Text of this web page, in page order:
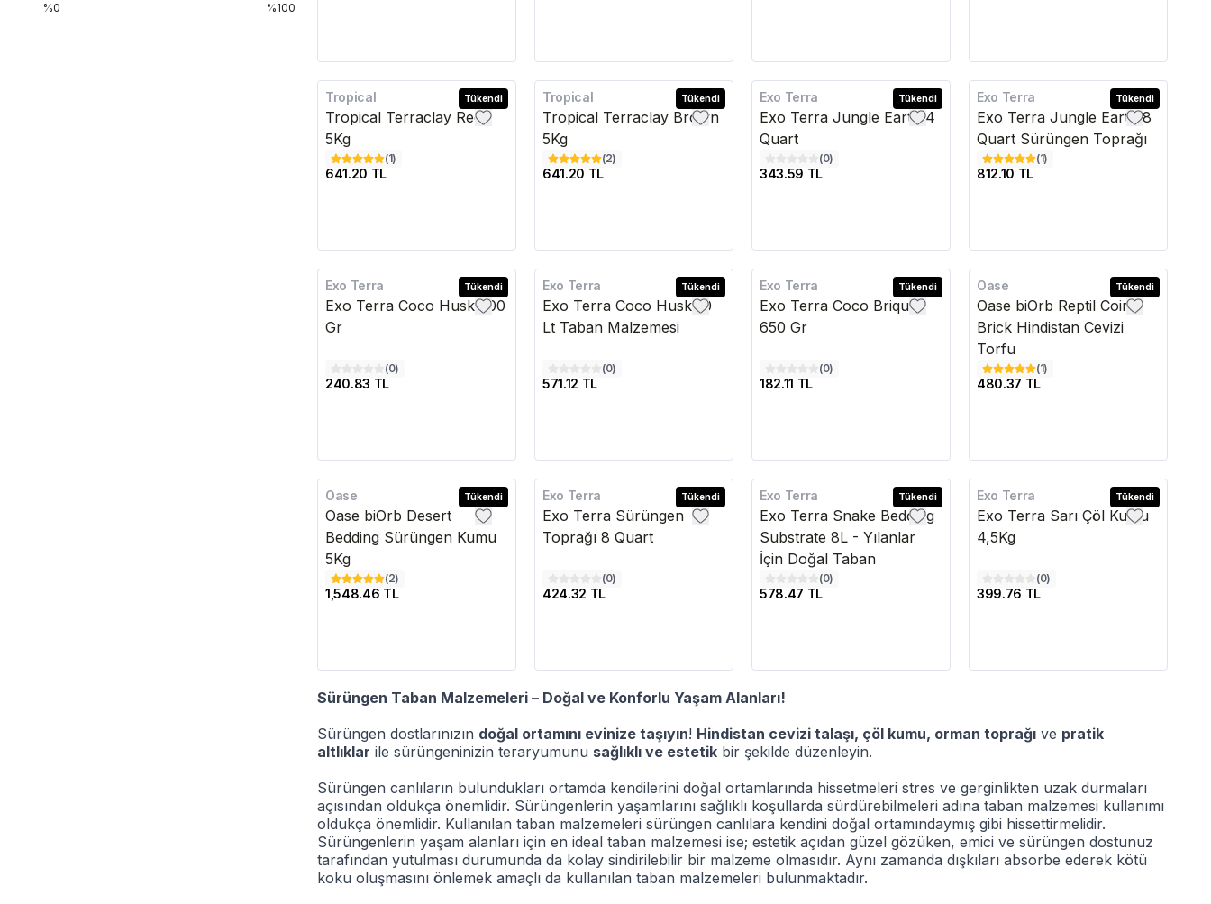
%0 %100
Tükendi
Tropical
Tropical Terraclay Red
5Kg
(1)
641.20 TL
Tükendi
Tropical
Tropical Terraclay Brown
5Kg
(2)
641.20 TL
Tükendi
Exo Terra
Exo Terra Jungle Earth 4
Quart
(0)
343.59 TL
Tükendi
Exo Terra
Exo Terra Jungle Earth 8
Quart Sürüngen Toprağı
(1)
812.10 TL
Tükendi
Exo Terra
Exo Terra Coco Husk 500
Gr
(0)
240.83 TL
Tükendi
Exo Terra
Exo Terra Coco Husk 10
Lt Taban Malzemesi
(0)
571.12 TL
Tükendi
Exo Terra
Exo Terra Coco Briques
650 Gr
(0)
182.11 TL
Tükendi
Oase
Oase biOrb Reptil Coir
Brick Hindistan Cevizi
Torfu
(1)
480.37 TL
Kargo Bedava Tükendi
Oase
Oase biOrb Desert
Bedding Sürüngen Kumu
5Kg
(2)
1,548.46 TL
Tükendi
Exo Terra
Exo Terra Sürüngen
Toprağı 8 Quart
(0)
424.32 TL
Tükendi
Exo Terra
Exo Terra Snake Bedding
Substrate 8L - Yılanlar
İçin Doğal Taban
(0)
578.47 TL
Tükendi
Exo Terra
Exo Terra Sarı Çöl Kumu
4,5Kg
(0)
399.76 TL
Sürüngen Taban Malzemeleri – Doğal ve Konforlu Yaşam Alanları!
Sürüngen dostlarınızın doğal ortamını evinize taşıyın! Hindistan cevizi talaşı, çöl kumu, orman toprağı ve pratik
altlıklar ile sürüngeninizin teraryumunu sağlıklı ve estetik bir şekilde düzenleyin.
Sürüngen canlıların bulundukları ortamda kendilerini doğal ortamlarında hissetmeleri stres ve gerginlikten uzak durmaları
açısından oldukça önemlidir. Sürüngenlerin yaşamlarını sağlıklı koşullarda sürdürebilmeleri adına taban malzemesi kullanımı
oldukça önemlidir. Kullanılan taban malzemeleri sürüngen canlılara kendini doğal ortamındaymış gibi hissettirmelidir.
Sürüngenlerin yaşam alanları için en ideal taban malzemesi ise; estetik açıdan güzel gözüken, emici ve sürüngen dostunuz
tarafından yutulması durumunda da kolay sindirilebilir bir malzeme olmasıdır. Aynı zamanda dışkıları absorbe ederek kötü
koku oluşmasını önlemek amaçlı da kullanılan taban malzemeleri bulunmaktadır.